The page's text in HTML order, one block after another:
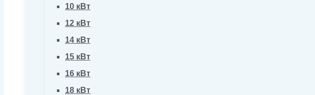
10 кВт
12 кВт
14 кВт
15 кВт
16 кВт
18 кВт